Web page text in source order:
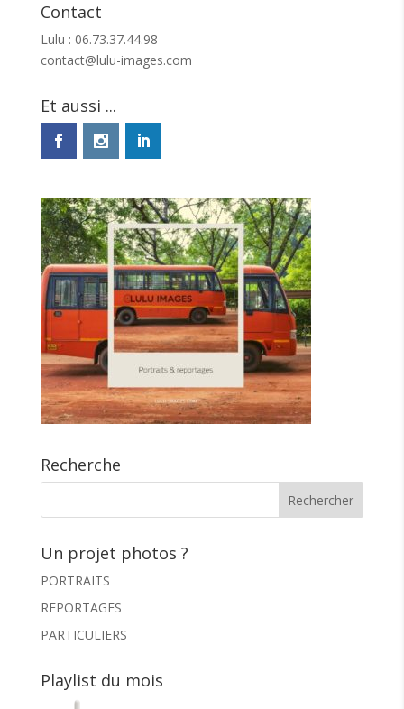
Contact
Lulu : 06.73.37.44.98
contact@lulu-images.com
Et aussi ...
Recherche
Un projet photos ?
PORTRAITS
REPORTAGES
PARTICULIERS
Playlist du mois